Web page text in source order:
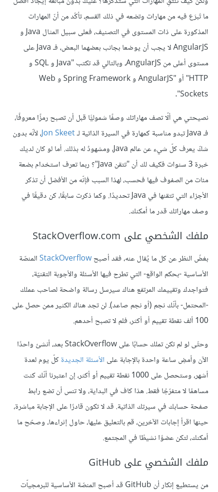
ما تَبرَع فيه من مهارات وتضعه في ذلك القسم، تأكّد من أنّ المهارات
المذكورة على ذات المستوى في التصنيف، فعلى سبيل المثال Java و
AngularJS لا يجب أن يوضعا بجانب بعضهما البعض، فـ Java على
مستوى أعلى من AngularJS، وبالتالي قد تكتب "Java و SQL و
HTTP" أو "AngularJS و Spring Framework و Web
Sockets".
نصيحتي هي ألّا تصف مهاراتك وصفًا شموليًّا قبل أن تصبح رمزًا معروفًا،
فـ Java تبدو مناسبة كمهارة في السيرة الذاتية لـ
Jon Skeet، لأنّه بدون
شكّ يعرف كلّ شيء عن عالم Java، ومشهودٌ له بذلك. أما لو كان لديك
خبرة 3 سنوات فكيف لك أن "تتقن Java"؟ ربما تعرف استخدام بضعة
مئات من الصفوف فيها فحسب، لهذا السبب فإنّه من الأفضل أن تذكر
الأجزاء التي تتقنها في Java تحديدًا. وكما ذكرت سابقًا، كن دقيقًا في
وصف مهاراتك قدر ما أمكنك.
ملفك الشخصي على StackOverflow.com
بغضّ النظر عن كل ما يُقال عنه، فقد أصبحStackOverflowالمنصّة
الأساسية -بحكم الواقع- التي تطرح فيها الأسئلة والأجوبة التقنيّة،
فتواجدك وتقييمك المرتفع هناك سيرسل رسالة واضحة لصاحب عملك
-المحتمل- بأنّك نجم (أو نجم صاعد). لن تجد هناك الكثير ممن حصل على
100 ألف نقطة تقييم أو أكثر، فلم لا تصبح أحدهم.
وحتّى لو لم تكن تملك حسابًا على StackOverflow بعد، أنشئ واحدًا
الآن وأمضِ ساعة واحدة بالإجابة على الأسئلة الجديدةكلّ يوم لعدة
أشهر، وستحصل على 1000 نقطة تقييم أو أكثر، إن اعتبرنا أنّك كنت
مساهمًا لا متفرّجًا فقط. هذا كاف في البداية، ولا تنس أن تضع رابط
صفحة حسابك في سيرتك الذاتية. قد لا تكون قادرًا على الإجابة مباشرة،
حينها اقرأ إجابات الآخرين، قم بالتعليق عليها، حاول إثراءها، وصحّح ما
أمكنك، لتكن عضوًا نشيطًا في المجتمع.
ملفك الشخصي على GitHub
من يستطيع إنكار أن GitHub قد أصبح المنصّة الأساسية للبرمجياّت